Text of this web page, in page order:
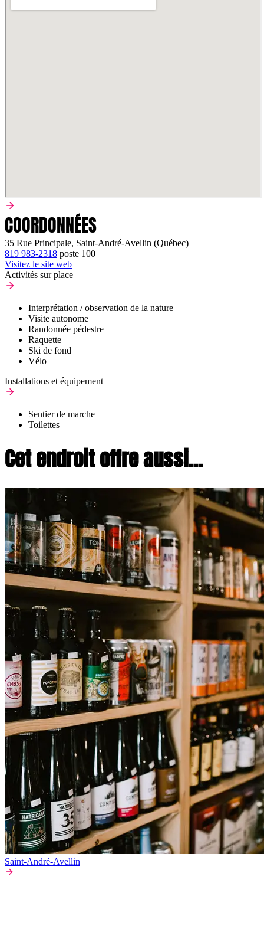
COORDONNÉES
35 Rue Principale, Saint-André-Avellin (Québec)
819 983-2318 poste 100
Visitez le site web
Activités sur place
Interprétation / observation de la nature
Visite autonome
Randonnée pédestre
Raquette
Ski de fond
Vélo
Installations et équipement
Sentier de marche
Toilettes
Cet endroit offre aussi...
Saint-André-Avellin